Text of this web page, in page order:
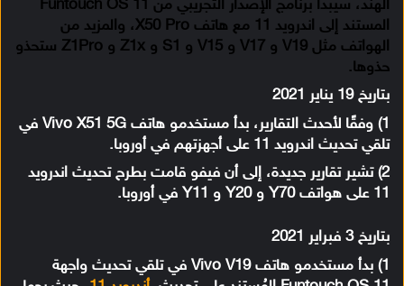
الهند، سيبدأ برنامج الإصدار التجريبي من Funtouch OS 11
المستند إلى اندرويد 11 مع هاتف X50 Pro، والمزيد من
الهواتف مثل V19 و V17 و V15 و S1 و Z1x و Z1Pro ستحذو
حذوها.
بتاريخ 19 يناير 2021
1) وفقًا لأحدث التقارير، بدأ مستخدمو هاتف Vivo X51 5G في
تلقي تحديث اندرويد 11 على أجهزتهم في أوروبا.
2) تشير تقارير جديدة، إلى أن فيفو قامت بطرح تحديث اندرويد
11 على هواتف Y70 و Y20 و Y11 في أوروبا.
بتاريخ 3 فبراير 2021
1) بدأ مستخدمو هاتف Vivo V19 في تلقي تحديث واجهة